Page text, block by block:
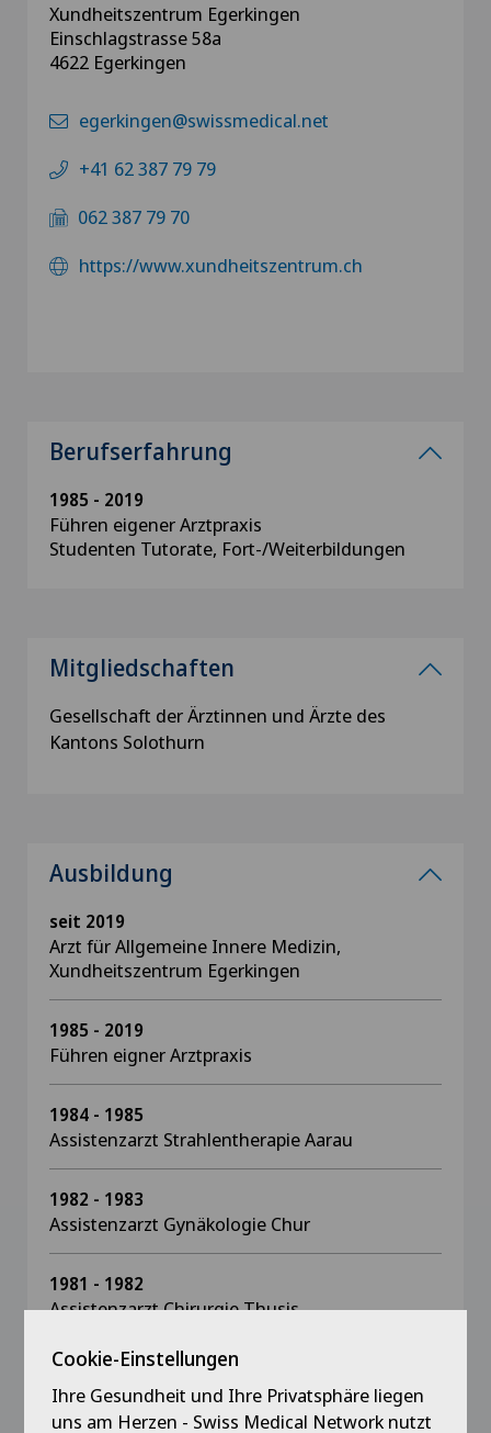
Xundheitszentrum Egerkingen
Einschlagstrasse 58a
4622 Egerkingen
egerkingen@swissmedical.net
+41 62 387 79 79
062 387 79 70
https://www.xundheitszentrum.ch
Berufserfahrung
1985 - 2019
Führen eigener Arztpraxis
Studenten Tutorate, Fort-/Weiterbildungen
Mitgliedschaften
Gesellschaft der Ärztinnen und Ärzte des
Kantons Solothurn
Ausbildung
seit 2019
Arzt für Allgemeine Innere Medizin,
Xundheitszentrum Egerkingen
1985 - 2019
Führen eigner Arztpraxis
1984 - 1985
Assistenzarzt Strahlentherapie Aarau
1982 - 1983
Assistenzarzt Gynäkologie Chur
1981 - 1982
Assistenzarzt Chirurgie Thusis
1980 - 1981
Assistenzarzt Chirurgie Riehen
Cookie-Einstellungen
Ihre Gesundheit und Ihre Privatsphäre liegen
uns am Herzen - Swiss Medical Network nutzt